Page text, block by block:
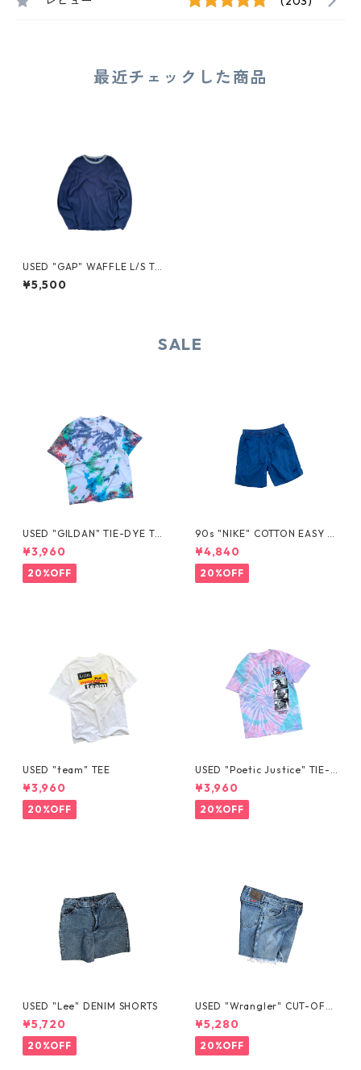
最近チェックした商品
USED "GAP" WAFFLE L/S TE
E
¥5,500
SALE
USED "GILDAN" TIE-DYE TE
E
¥3,960
20%OFF
90s "NIKE" COTTON EASY S
HORTS
¥4,840
20%OFF
USED "team" TEE
¥3,960
20%OFF
USED "Poetic Justice" TIE-D
YE TEE
¥3,960
20%OFF
USED "Lee" DENIM SHORTS
¥5,720
20%OFF
USED "Wrangler" CUT-OFF
DENIM SHORTS
¥5,280
20%OFF